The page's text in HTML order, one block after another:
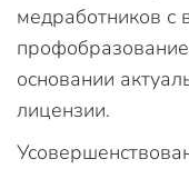
медработников
основании
лицензии.